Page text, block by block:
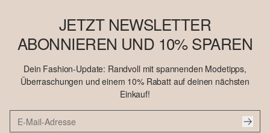
JETZT NEWSLETTER
ABONNIEREN UND 10% SPAREN
Dein Fashion-Update: Randvoll mit spannenden Modetipps,
Überraschungen und einem 10% Rabatt auf deinen nächsten
Einkauf!